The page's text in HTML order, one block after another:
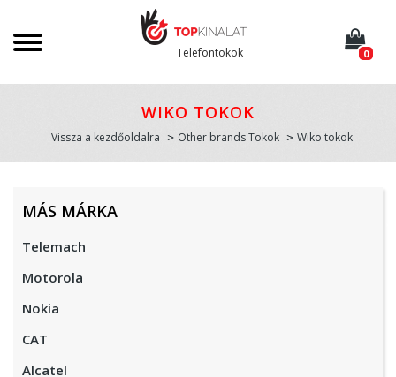
Telefontokok 0
WIKO TOKOK
Vissza a kezdőoldalra Other brands Tokok Wiko tokok
MÁS MÁRKA
Telemach
Motorola
Nokia
CAT
Alcatel